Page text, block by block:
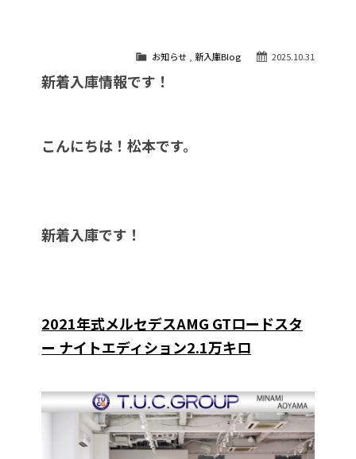
2025.10.31
お知らせ, 新入庫Blog
新着入庫情報です！
こんにちは！松本です。
新着入庫です！
2021年式メルセデスAMG GTロードスタ
ー ナイトエディション2.1万キロ